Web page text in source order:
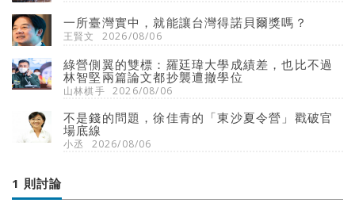
一所臺灣實中，就能讓台灣得諾貝爾獎嗎？
王賢文 2026/08/06
綠營側翼的雙標：羅廷瑋大學成績差，也比不過
林智堅兩篇論文都抄襲遭撤學位
山林棋手 2026/08/06
不是錢的問題，徐佳青的「東沙夏令營」戳破官
場底線
小丞 2026/08/06
1 則討論